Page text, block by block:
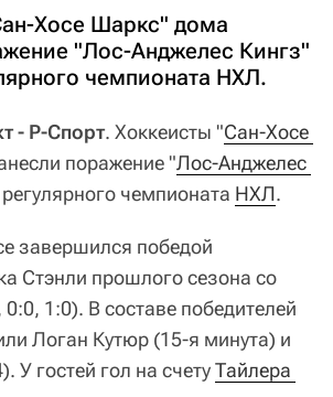
Хосе Шаркс" дома
"Лос-Анджелес Кингз"
чемпионата НХЛ.
- Р-Спорт. Хоккеисты "Сан-Хосе
поражение "Лос-Анджелес
чемпионата НХЛ.
завершился победой
Стэнли прошлого сезона со
1:0). В составе победителей
Логан Кутюр (15-я минута) и
У гостей гол на счетуТайлера